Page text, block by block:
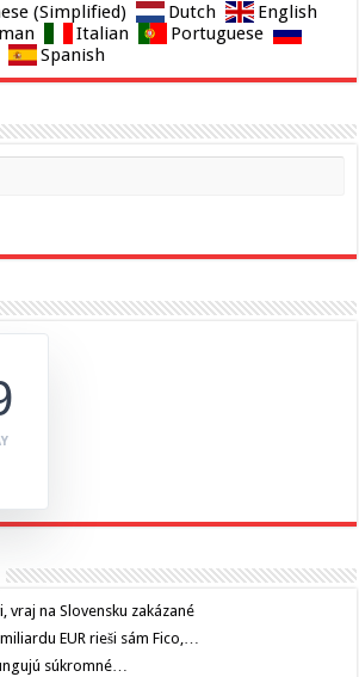
(Simplified) Dutch
English
Italian
Portuguese
Spanish
vraj na Slovensku zakázané
EUR rieši sám Fico,…
súkromné…